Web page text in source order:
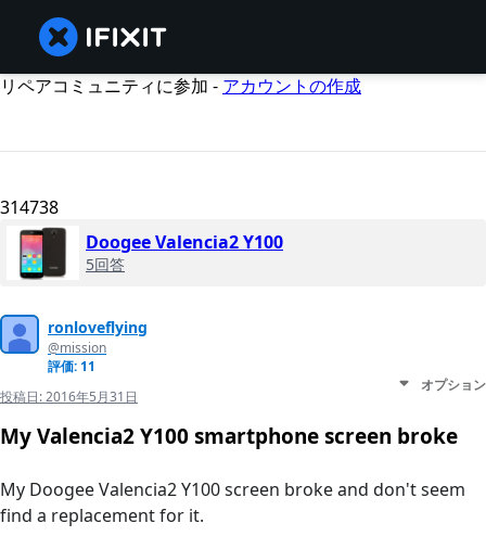
リペアコミュニティに参加 - アカウントの作成
314738
Doogee Valencia2 Y100
5回答
ronloveflying
@mission
評価: 11
投稿日:2016年5月31日
オプション
My Valencia2 Y100 smartphone screen broke
My Doogee Valencia2 Y100 screen broke and don't seem
find a replacement for it.